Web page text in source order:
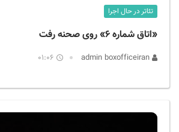
تئاتر در حال اجرا
«اتاق شماره ۶» روی صحنه رفت
01:06